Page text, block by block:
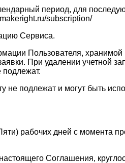
период, для
subscription/
Сервиса.
Пользователя,
При удалении учетной
подлежат.
не подлежат и могут быть
рабочих дней с момента
Соглашения,